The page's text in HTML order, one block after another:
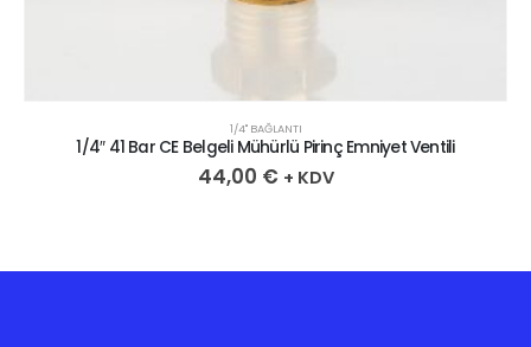
1/4" BAĞLANTI
1/4″ 41 Bar CE Belgeli Mühürlü Pirinç Emniyet Ventili
44,00 € + KDV